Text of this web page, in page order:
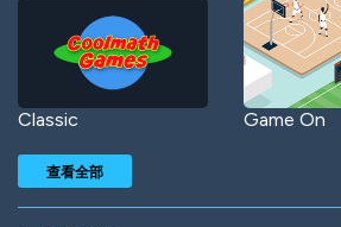
Classic Game On
查看全部